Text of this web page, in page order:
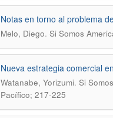
Notas en torno al problema
Melo, Diego. Si Somos
Nueva estrategia comercial
Watanabe, Yorizumi. Si
Pacífico; 217-225